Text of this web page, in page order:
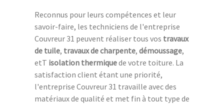
Reconnus pour leurs compétences et leur
savoir-faire, les techniciens de l'entreprise
Couvreur 31 peuvent réaliser tous vos travaux
de tuile, travaux de charpente, démoussage,
etT isolation thermiquede votre toiture. La
satisfaction client étant une priorité,
l'entreprise Couvreur 31 travaille avec des
matériaux de qualité et met fin à tout type de